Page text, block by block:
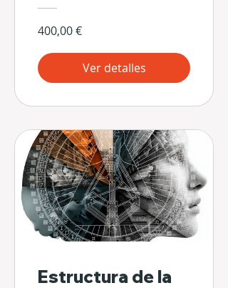
400,00 €
Ver detalles
Estructura de la